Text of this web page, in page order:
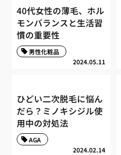
40代女性の薄毛、ホル
モンバランスと生活習
慣の重要性
2024.05.11
男性化粧品
ひどい二次脱毛に悩ん
だら？ミノキシジル使
用中の対処法
2024.02.14
AGA